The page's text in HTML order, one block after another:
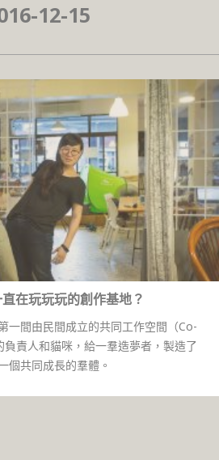
12-15
在玩玩玩的創作基地？
一間由民間成立的共同工作空間（Co-
責人和貓咪，給一羣造夢者，製造了
個共同成長的羣體。